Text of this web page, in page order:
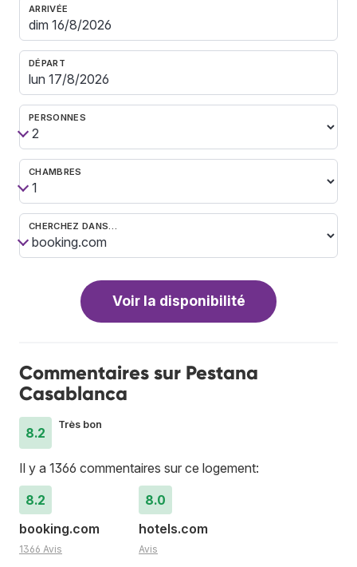
ARRIVÉE
DÉPART
PERSONNES
CHAMBRES
CHERCHEZ DANS…
Voir la disponibilité
Commentaires sur Pestana
Casablanca
8.2
Très bon
Il y a 1366 commentaires sur ce logement:
8.2
booking.com
1366 Avis
8.0
hotels.com
Avis